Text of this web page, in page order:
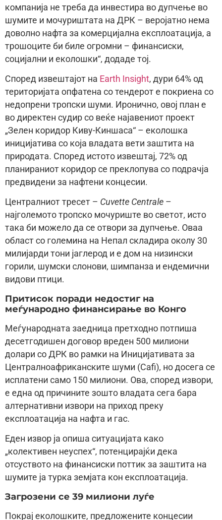
компанија не треба да инвестира во дупчење во
шумите и мочуриштата на ДРК – веројатно нема
доволно нафта за комерцијална експлоатација, а
трошоците би биле огромни – финансиски,
социјални и еколошки“, додаде тој.
Според извештајот на Earth Insight, дури 64% од
територијата опфатена со тендерот е покриена со
недопрени тропски шуми. Иронично, овој план е
во директен судир со веќе најавениот проект
„Зелен коридор Киву-Киншаса“ – еколошка
иницијатива со која владата вети заштита на
природата. Според истото извештај, 72% од
планираниот коридор се преклопува со подрачја
предвидени за нафтени концесии.
Централниот тресет – Cuvette Centrale –
најголемото тропско мочуриште во светот, исто
така би можело да се отвори за дупчење. Оваа
област со големина на Непал складира околу 30
милијарди тони јаглерод и е дом на низински
горили, шумски слонови, шимпанза и ендемични
видови птици.
Притисок поради недостиг на
меѓународно финансирање во Конго
Меѓународната заедница претходно потпиша
десетгодишен договор вреден 500 милиони
долари со ДРК во рамки на Иницијативата за
Централноафриканските шуми (Cafi), но досега се
исплатени само 150 милиони. Ова, според извори,
е една од причините зошто владата сега бара
алтернативни извори на приход преку
експлоатација на нафта и гас.
Еден извор ја опиша ситуацијата како
„колективен неуспех“, потенцирајќи дека
отсуството на финансиски поттик за заштита на
шумите ја турка земјата кон експлоатација.
Загрозени се 39 милиони луѓе
Покрај еколошките, предложените концесии